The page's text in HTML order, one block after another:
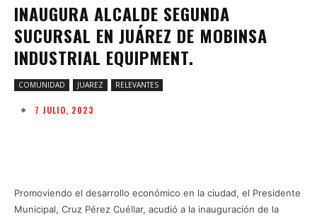
INAUGURA ALCALDE SEGUNDA
SUCURSAL EN JUÁREZ DE MOBINSA
INDUSTRIAL EQUIPMENT.
COMUNIDAD JUAREZ RELEVANTES
7 JULIO, 2023
Promoviendo el desarrollo económico en la ciudad, el Presidente
Municipal, Cruz Pérez Cuéllar, acudió a la inauguración de la